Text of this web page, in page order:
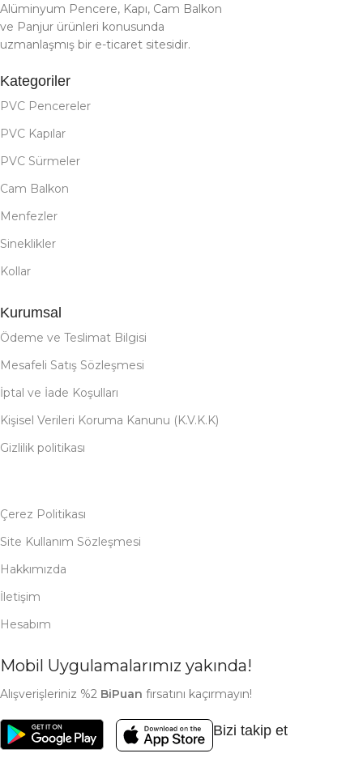
Alüminyum Pencere, Kapı, Cam Balkon
ve Panjur ürünleri konusunda
uzmanlaşmış bir e-ticaret sitesidir.
Kategoriler
PVC Pencereler
PVC Kapılar
PVC Sürmeler
Cam Balkon
Menfezler
Sineklikler
Kollar
Kurumsal
Ödeme ve Teslimat Bilgisi
Mesafeli Satış Sözleşmesi
İptal ve İade Koşulları
Kişisel Verileri Koruma Kanunu (K.V.K.K)
Gizlilik politikası
Çerez Politikası
Site Kullanım Sözleşmesi
Hakkımızda
İletişim
Hesabım
Mobil Uygulamalarımız yakında!
Alışverişleriniz %2 BiPuan fırsatını kaçırmayın!
Bizi takip et